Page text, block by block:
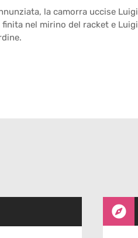
la camorra uccise
nel mirino del racket e
